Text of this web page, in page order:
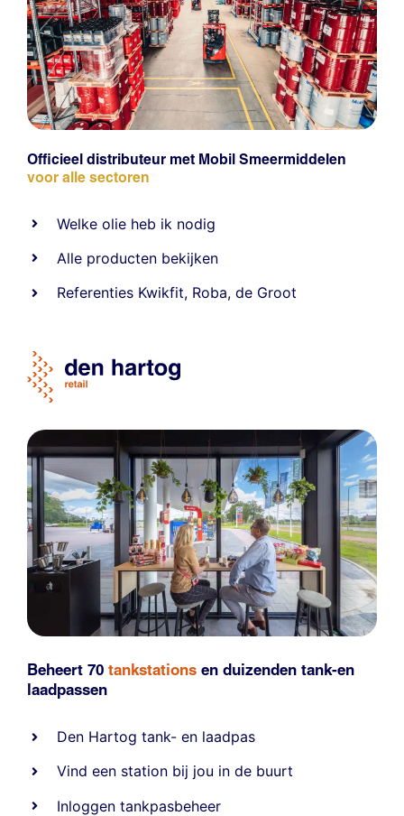
Officieel distributeur met Mobil Smeermiddelen
voor alle sectoren
Welke olie heb ik nodig
Alle producten bekijken
Referenties Kwikfit, Roba,de Groot
Beheert 70 tankstations en duizenden tank-en
laadpassen
Den Hartog tank- en laadpas
Vind een station bij jou in de buurt
Inloggen tankpasbeheer